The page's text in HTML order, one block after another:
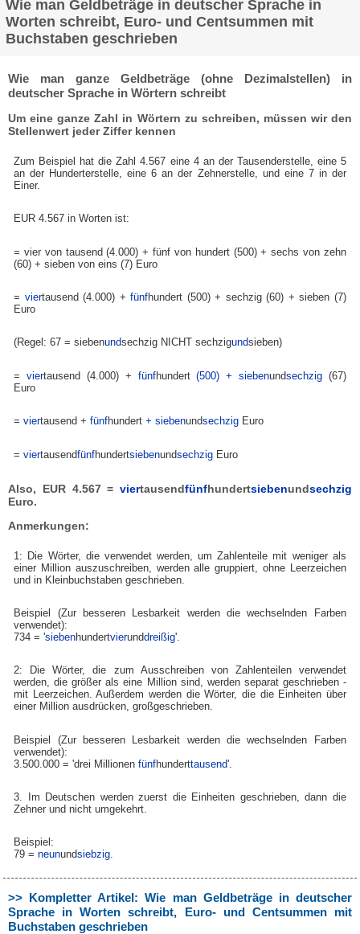
Wie man Geldbeträge in deutscher Sprache in
Worten schreibt, Euro- und Centsummen mit
Buchstaben geschrieben
Wie man ganze Geldbeträge (ohne Dezimalstellen) in
deutscher Sprache in Wörtern schreibt
Um eine ganze Zahl in Wörtern zu schreiben, müssen wir den
Stellenwert jeder Ziffer kennen
Zum Beispiel hat die Zahl 4.567 eine 4 an der Tausenderstelle, eine 5
an der Hunderterstelle, eine 6 an der Zehnerstelle, und eine 7 in der
Einer.
EUR 4.567 in Worten ist:
= vier von tausend (4.000) + fünf von hundert (500) + sechs von zehn
(60) + sieben von eins (7) Euro
= viertausend (4.000) +fünfhundert (500) + sechzig (60) + sieben (7)
Euro
(Regel: 67 = siebenundsechzig NICHT sechzigundsieben)
=viertausend (4.000) + fünfhundert(500) + siebenundsechzig(67)
Euro
=viertausend +fünfhundert + siebenundsechzig Euro
=viertausendfünfhundertsiebenundsechzig Euro
Also, EUR 4.567 =viertausendfünfhundertsiebenundsechzig
Euro.
Anmerkungen:
1: Die Wörter, die verwendet werden, um Zahlenteile mit weniger als
einer Million auszuschreiben, werden alle gruppiert, ohne Leerzeichen
und in Kleinbuchstaben geschrieben.
Beispiel (Zur besseren Lesbarkeit werden die wechselnden Farben
verwendet):
734 = 'siebenhundertvierunddreißig'.
2: Die Wörter, die zum Ausschreiben von Zahlenteilen verwendet
werden, die größer als eine Million sind, werden separat geschrieben -
mit Leerzeichen. Außerdem werden die Wörter, die die Einheiten über
einer Million ausdrücken, großgeschrieben.
Beispiel (Zur besseren Lesbarkeit werden die wechselnden Farben
verwendet):
3.500.000 = 'drei Millionenfünfhunderttausend'.
3. Im Deutschen werden zuerst die Einheiten geschrieben, dann die
Zehner und nicht umgekehrt.
Beispiel:
79 =neunundsiebzig.
>> Kompletter Artikel: Wie man Geldbeträge in deutscher
Sprache in Worten schreibt, Euro- und Centsummen mit
Buchstaben geschrieben